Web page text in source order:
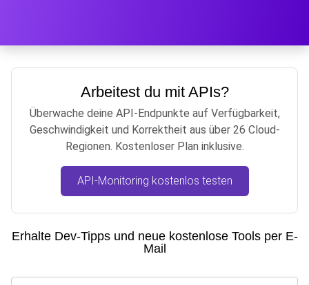
Arbeitest du mit APIs?
Überwache deine API-Endpunkte auf Verfügbarkeit,
Geschwindigkeit und Korrektheit aus über 26 Cloud-
Regionen. Kostenloser Plan inklusive.
API-Monitoring kostenlos testen
Erhalte Dev-Tipps und neue kostenlose Tools per E-
Mail